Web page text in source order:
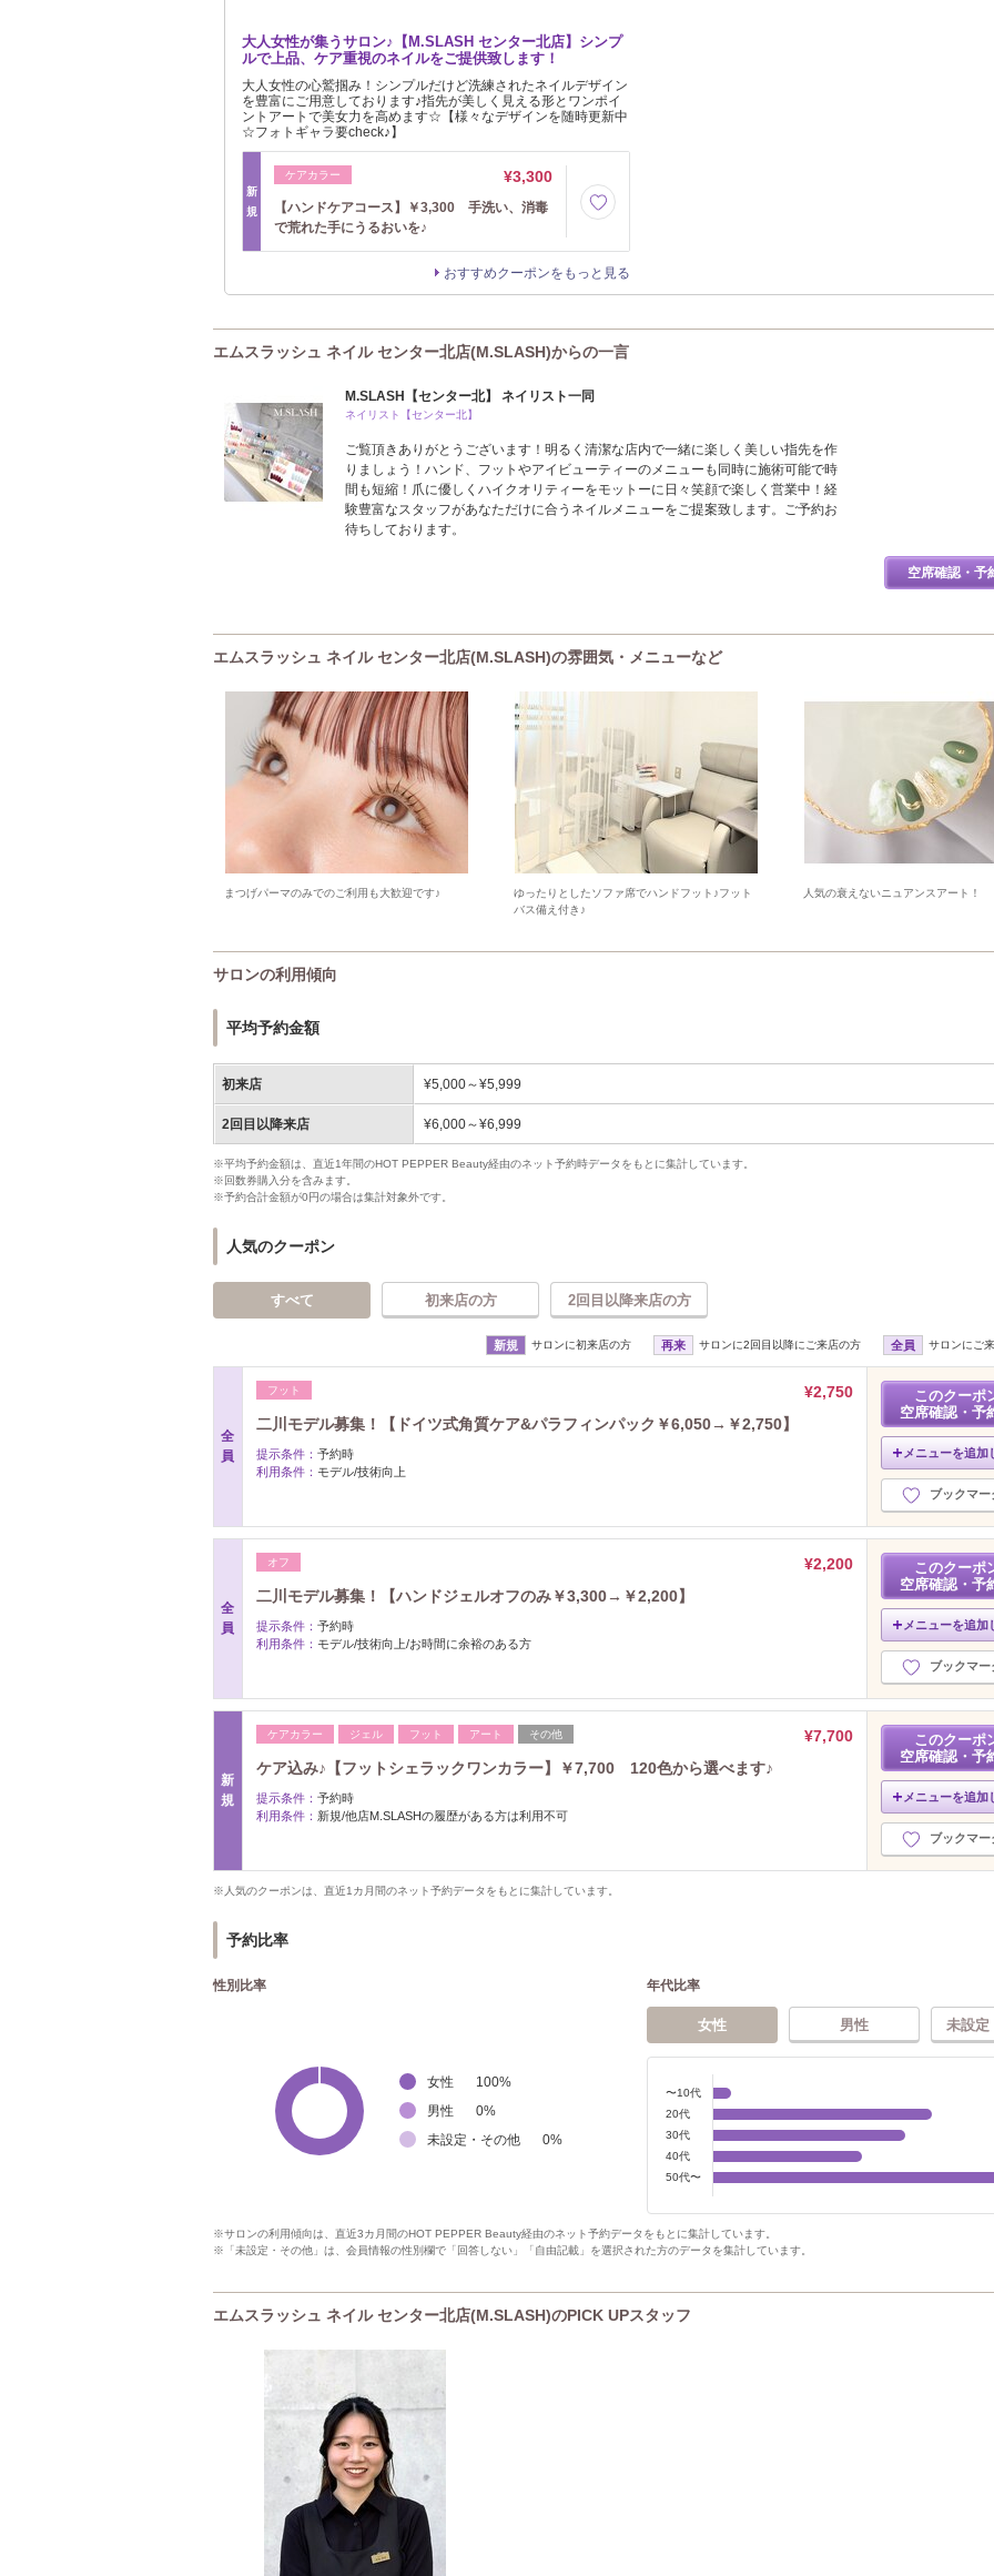
大人女性が集うサロン♪【M.SLASH センター北店】シンプ
ルで上品、ケア重視のネイルをご提供致します！
大人女性の心鷲掴み！シンプルだけど洗練されたネイルデザイン
を豊富にご用意しております♪指先が美しく見える形とワンポイ
ントアートで美女力を高めます☆【様々なデザインを随時更新中
☆フォトギャラ要check♪】
新
規
ケアカラー ¥3,300
【ハンドケアコース】￥3,300 手洗い、消毒
で荒れた手にうるおいを♪
おすすめクーポンをもっと見る
エムスラッシュ ネイル センター北店(M.SLASH)からの一言
M.SLASH【センター北】 ネイリスト一同
ネイリスト【センター北】
ご覧頂きありがとうございます！明るく清潔な店内で一緒に楽しく美しい指先を作
りましょう！ハンド、フットやアイビューティーのメニューも同時に施術可能で時
間も短縮！爪に優しくハイクオリティーをモットーに日々笑顔で楽しく営業中！経
験豊富なスタッフがあなただけに合うネイルメニューをご提案致します。ご予約お
待ちしております。
空席確認・予
エムスラッシュ ネイル センター北店(M.SLASH)の雰囲気・メニューなど
まつげパーマのみでのご利用も大歓迎です♪
ゆったりとしたソファ席でハンドフット♪フット
バス備え付き♪
人気の衰えないニュアンスアート！
サロンの利用傾向
平均予約金額
初来店 ¥5,000～¥5,999
2回目以降来店 ¥6,000～¥6,999
※平均予約金額は、直近1年間のHOT PEPPER Beauty経由のネット予約時データをもとに集計しています。
※回数券購入分を含みます。
※予約合計金額が0円の場合は集計対象外です。
人気のクーポン
すべて 初来店の方 2回目以降来店の方
新規 サロンに初来店の方 再来 サロンに2回目以降にご来店の方 全員 サロンにご
全
員
フット
¥2,750
二川モデル募集！【ドイツ式角質ケア&パラフィンパック￥6,050→￥2,750】
提示条件： 予約時
利用条件： モデル/技術向上
このクーポ
空席確認・予
メニューを追加
ブックマー
全
員
オフ
¥2,200
二川モデル募集！【ハンドジェルオフのみ￥3,300→￥2,200】
提示条件： 予約時
利用条件： モデル/技術向上/お時間に余裕のある方
このクーポ
空席確認・予
メニューを追加
ブックマー
新
規
ケアカラー ジェル フット アート その他
¥7,700
ケア込み♪【フットシェラックワンカラー】￥7,700 120色から選べます♪
提示条件： 予約時
利用条件： 新規/他店M.SLASHの履歴がある方は利用不可
このクーポ
空席確認・予
メニューを追加
ブックマー
※人気のクーポンは、直近1カ月間のネット予約データをもとに集計しています。
予約比率
性別比率
女性 100%
男性
0%
未設定・その他
0%
年代比率
女性 男性 未設定
〜10代
20代
30代
40代
50代〜
※サロンの利用傾向は、直近3カ月間のHOT PEPPER Beauty経由のネット予約データをもとに集計しています。
※「未設定・その他」は、会員情報の性別欄で「回答しない」「自由記載」を選択された方のデータを集計しています。
エムスラッシュ ネイル センター北店(M.SLASH)のPICK UPスタッフ